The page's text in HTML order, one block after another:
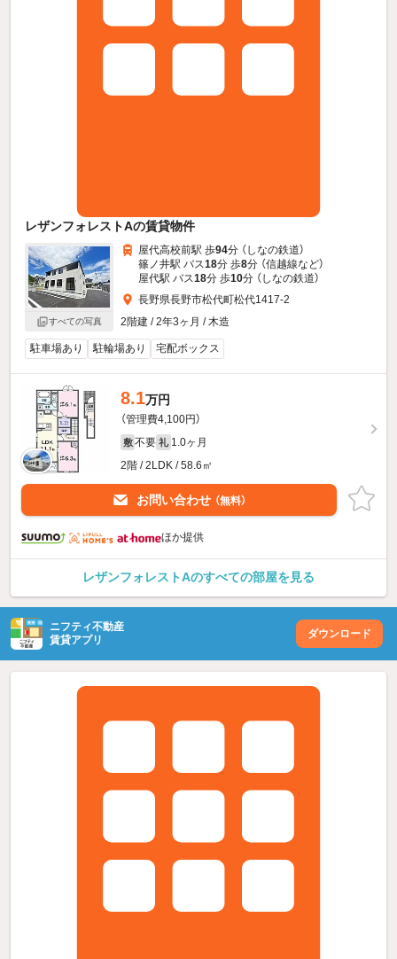
レザンフォレストAの賃貸物件
すべての写真
屋代高校前駅 歩94分 （しなの鉄道）
篠ノ井駅 バス18分 歩8分 （信越線など）
屋代駅 バス18分 歩10分 （しなの鉄道）
長野県長野市松代町松代1417-2
2階建 / 2年3ヶ月 / 木造
駐車場あり 駐輪場あり 宅配ボックス
8.1万円
（管理費4,100円）
敷 不要 礼 1.0ヶ月
2階 / 2LDK / 58.6㎡
お問い合わせ （無料）
ほか提供
レザンフォレストAのすべての部屋を見る
ニフティ不動産
賃貸アプリ
ダウンロード